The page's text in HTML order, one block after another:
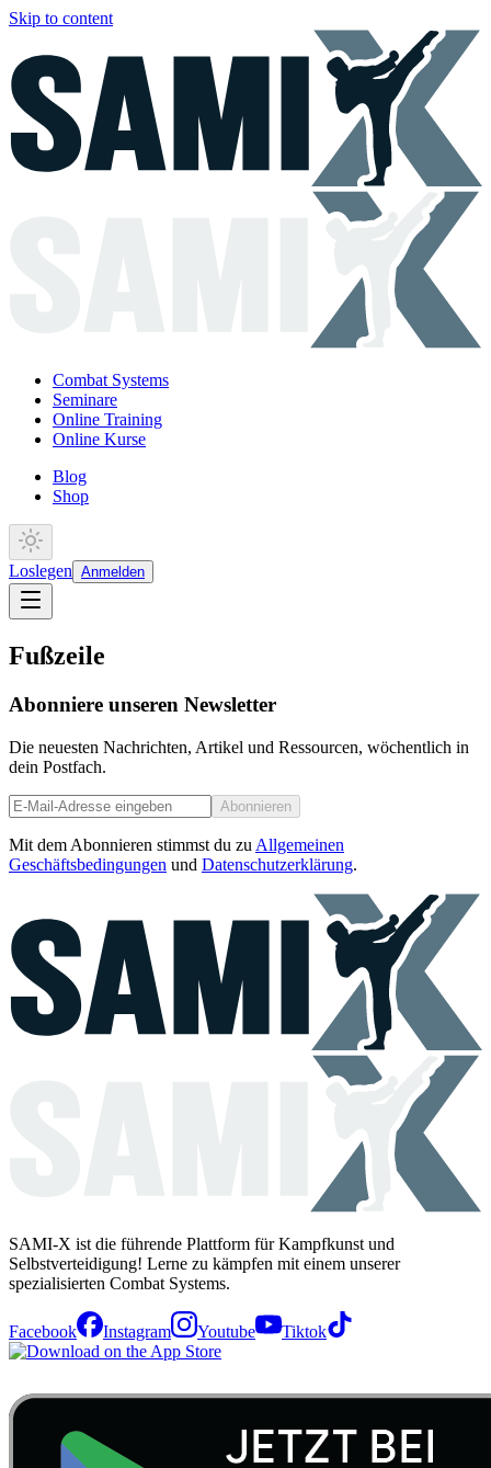
Skip to content
Combat Systems
Seminare
Online Training
Online Kurse
Blog
Shop
Loslegen Anmelden
Fußzeile
Abonniere unseren Newsletter
Die neuesten Nachrichten, Artikel und Ressourcen, wöchentlich in
dein Postfach.
Abonnieren
Mit dem Abonnieren stimmst du zu Allgemeinen
Geschäftsbedingungen und Datenschutzerklärung.
SAMI-X ist die führende Plattform für Kampfkunst und
Selbstverteidigung! Lerne zu kämpfen mit einem unserer
spezialisierten Combat Systems.
Facebook Instagram Youtube Tiktok